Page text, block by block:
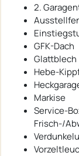
2.
GFK-Dach
Glattblech
Hebe-
Markise
Service-
Frisch-/